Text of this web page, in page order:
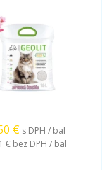
€ s DPH / bal
€ bez DPH / bal